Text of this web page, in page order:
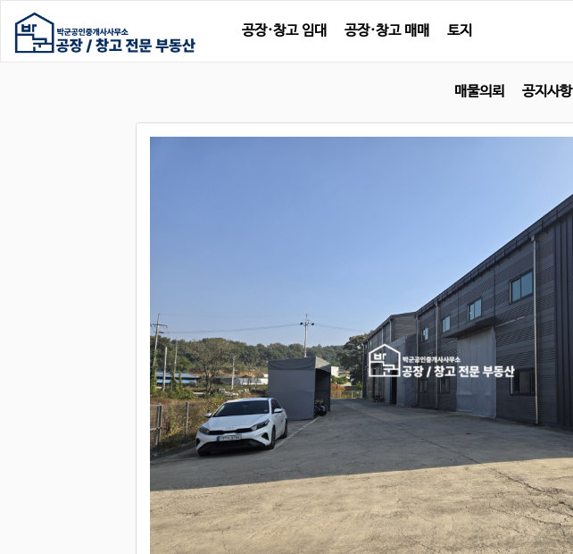
공장·창고 임대 공장·창고 매매 토지
매물의뢰 공지사항